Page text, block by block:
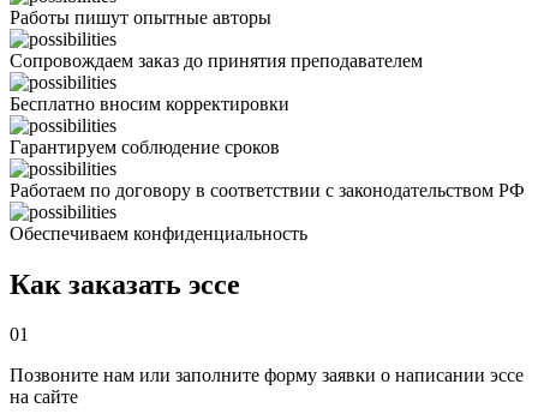
Работы пишут опытные авторы
Сопровождаем заказ до принятия преподавателем
Бесплатно вносим корректировки
Гарантируем соблюдение сроков
Работаем по договору в соответствии с законодательством РФ
Обеспечиваем конфиденциальность
Как заказать эссе
01
Позвоните нам или заполните форму заявки о написании эссе
на сайте